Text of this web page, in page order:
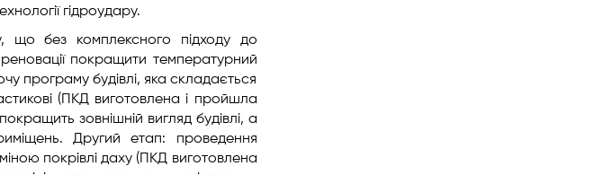
гідроудару.
що без комплексного підходу до
покращити температурний
програму будівлі, яка складається
(ПКД виготовлена і пройшла
зовнішній вигляд будівлі, а
Другий етап: проведення
покрівлі даху (ПКД виготовлена